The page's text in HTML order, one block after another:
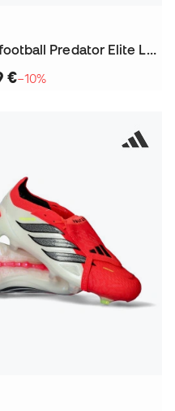
Chaussure de football Predator Elite LL FG
€−10%